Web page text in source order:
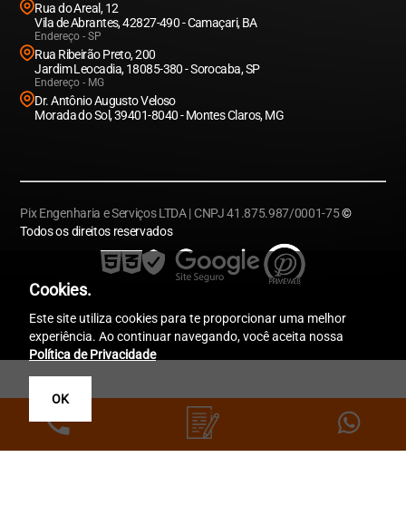
Rua do Areal, 12
Vila de Abrantes, 42827-490 - Camaçari, BA
Endereço - SP
Rua Ribeirão Preto, 200
Jardim Leocadia, 18085-380 - Sorocaba, SP
Endereço - MG
Dr. Antônio Augusto Veloso
Morada do Sol, 39401-8040 - Montes Claros, MG
Pix Engenharia e Serviços LTDA | CNPJ 41.875.987/0001-75©
Todos os direitos reservados
Cookies.
Este site utiliza cookies para te proporcionar uma melhor
experiência. Ao continuar navegando, você aceita nossa
Política de Privacidade
OK